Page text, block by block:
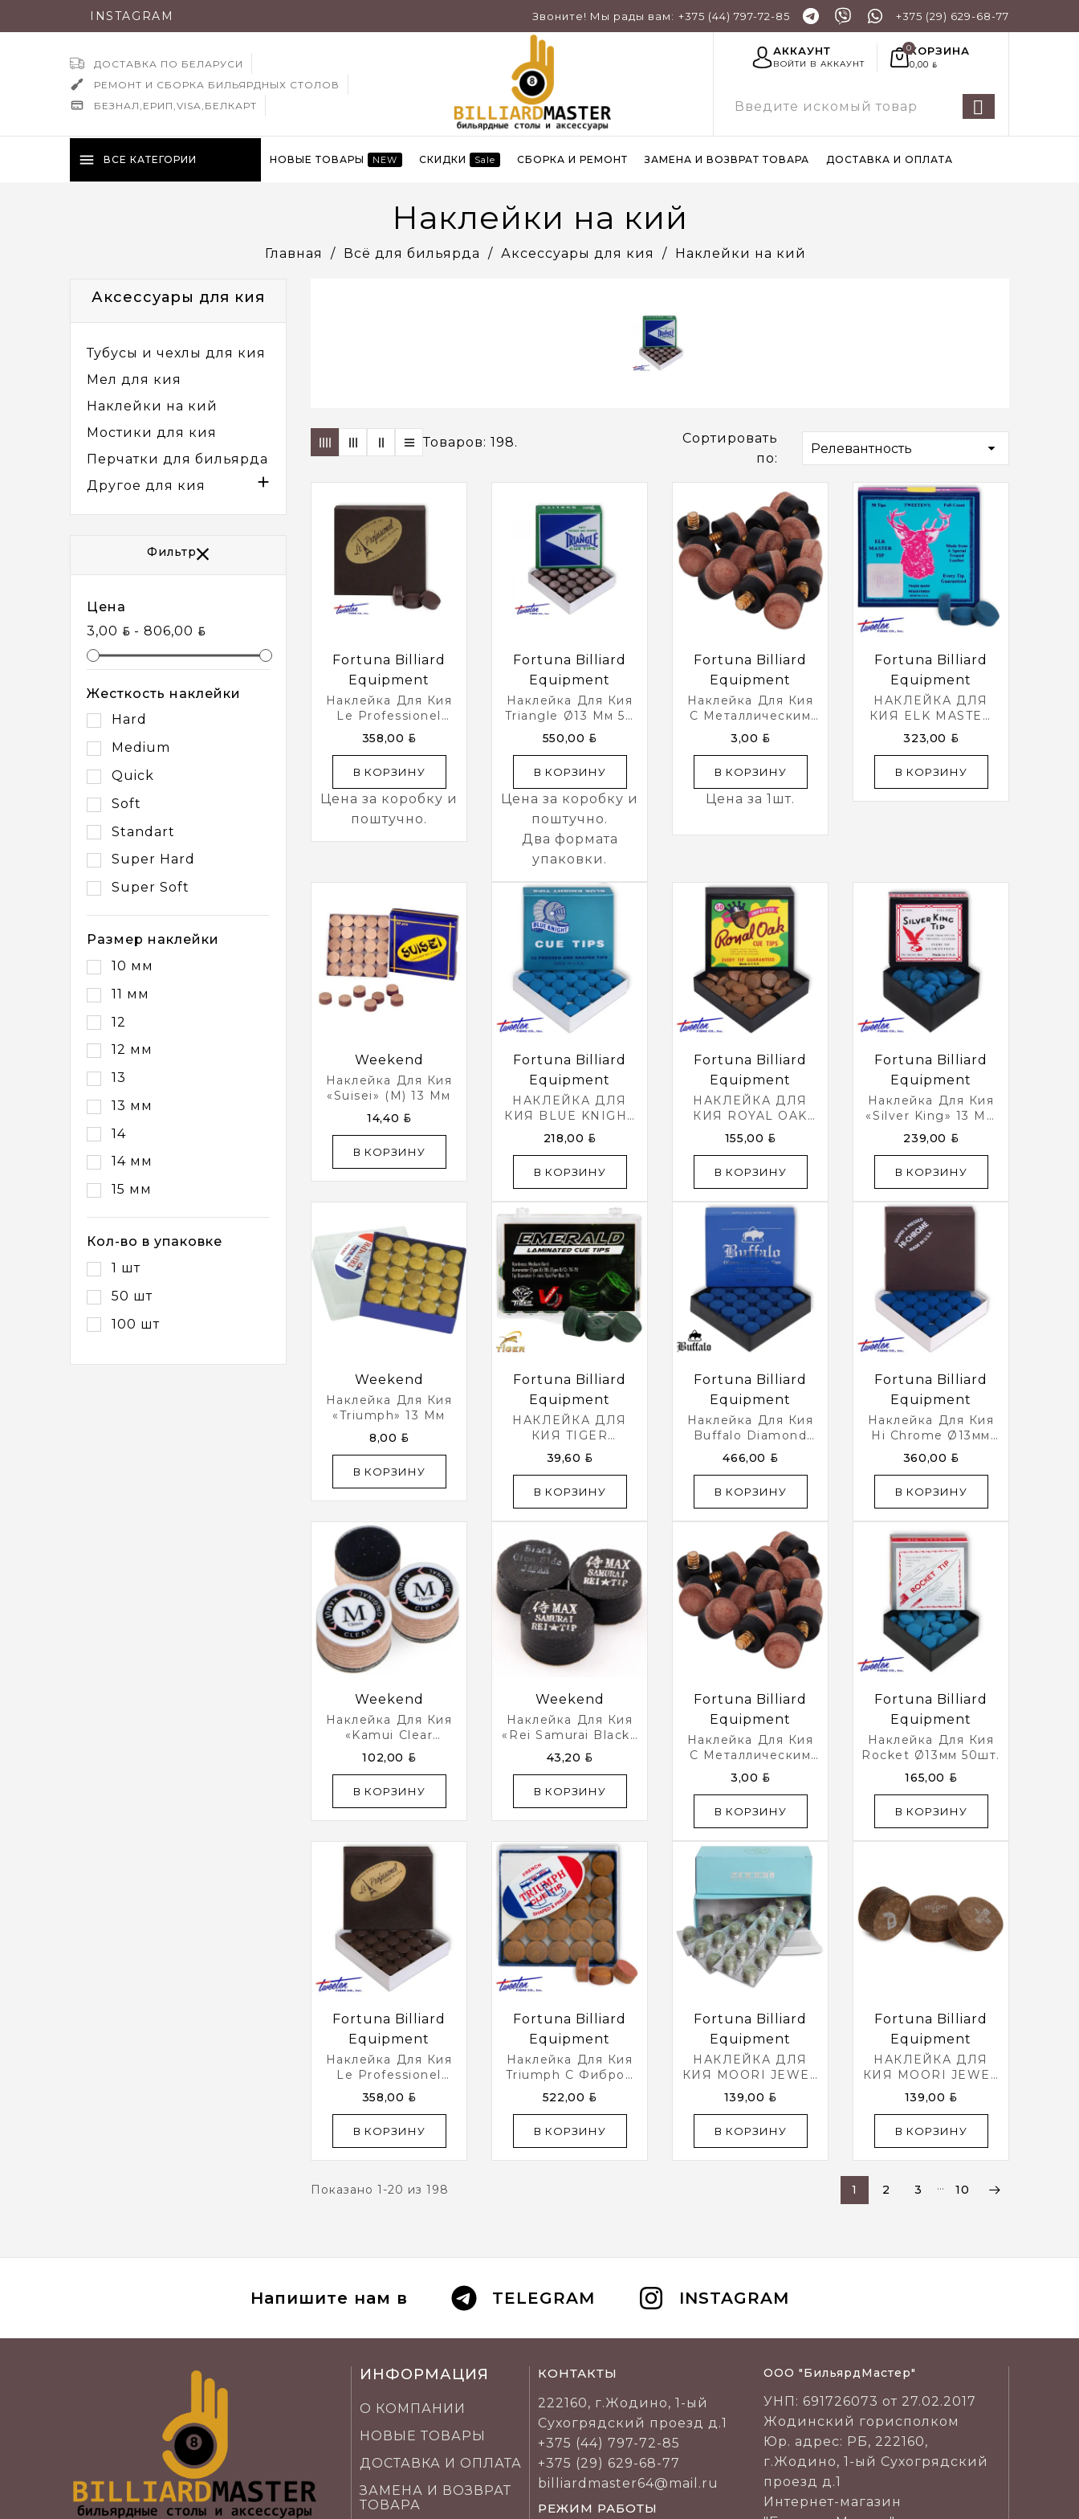
INSTAGRAM Звоните! Мы рады вам: +375 (44) 797-72-85 +375 (29) 629-68-77
ДОСТАВКА ПО БЕЛАРУСИ
РЕМОНТ И СБОРКА БИЛЬЯРДНЫХ СТОЛОВ
БЕЗНАЛ,ЕРИП,VISA,БЕЛКАРТ
ВОЙТИ В АККАУНТ
АККАУНТ КОРЗИНА
0,00BYN
menu ВСЕ КАТЕГОРИИ НОВЫЕ ТОВАРЫ NEW СКИДКИ Sale СБОРКА И РЕМОНТ ЗАМЕНА И ВОЗВРАТ ТОВАРА ДОСТАВКА И ОПЛАТА
Наклейки на кий
Главная Всё для бильярда Аксессуары для кия Наклейки на кий
Аксессуары для кия
Тубусы и чехлы для кия
Мел для кия
Наклейки на кий
Мостики для кия
Перчатки для бильярда
Другое для кия

Фильтр
Цена
3,00 BYN - 806,00 BYN
Жесткость наклейки
Hard
Medium
Quick
Soft
Standart
Super Hard
Super Soft
Размер наклейки
10 мм
11 мм
12
12 мм
13
13 мм
14
14 мм
15 мм
Кол-во в упаковке
1 шт
50 шт
100 шт
Товаров: 198.
Сортировать
по:
Релевантность 
Fortuna Billiard
Equipment
Наклейка Для Кия
Le Professionel
Ø12,5 Мм 50 Шт.
358,00 BYN
В КОРЗИНУ
Цена за коробку и
поштучно.
Fortuna Billiard
Equipment
Наклейка Для Кия
Triangle Ø13 Мм 50
Шт.
550,00 BYN
В КОРЗИНУ
Цена за коробку и
поштучно.
Два формата
упаковки.
Fortuna Billiard
Equipment
Наклейка Для Кия
С Металлическим
Винтом Ø13мм 3/16
3,00 BYN
В КОРЗИНУ
Цена за 1шт.
Fortuna Billiard
Equipment
НАКЛЕЙКА ДЛЯ
КИЯ ELK MASTER
Ø13ММ 50 Шт
323,00 BYN
В КОРЗИНУ
Weekend
Наклейка Для Кия
«Suisei» (M) 13 Мм
14,40 BYN
В КОРЗИНУ
Fortuna Billiard
Equipment
НАКЛЕЙКА ДЛЯ
КИЯ BLUE KNIGHT
Ø13ММ 50ШТ.
218,00 BYN
В КОРЗИНУ
Fortuna Billiard
Equipment
НАКЛЕЙКА ДЛЯ
КИЯ ROYAL OAK
Ø13ММ 50ШТ.
155,00 BYN
В КОРЗИНУ
Fortuna Billiard
Equipment
Наклейка Для Кия
«Silver King» 13 Мм
50 Шт
239,00 BYN
В КОРЗИНУ
Weekend
Наклейка Для Кия
«Triumph» 13 Мм
8,00 BYN
В КОРЗИНУ
Fortuna Billiard
Equipment
НАКЛЕЙКА ДЛЯ
КИЯ TIGER
EMERALD Ø14ММ
MEDIUM/HARD
39,60 BYN
В КОРЗИНУ
Fortuna Billiard
Equipment
Наклейка Для Кия
Buffalo Diamond
Plus Ø13мм 50шт.
466,00 BYN
В КОРЗИНУ
Fortuna Billiard
Equipment
Наклейка Для Кия
Hi Chrome Ø13мм
50шт.
360,00 BYN
В КОРЗИНУ
Weekend
Наклейка Для Кия
«Kamui Clear
Original» (M) 13 Мм
102,00 BYN
В КОРЗИНУ
Weekend
Наклейка Для Кия
«Rei Samurai Black»
MAX 14 Мм
43,20 BYN
В КОРЗИНУ
Fortuna Billiard
Equipment
Наклейка Для Кия
С Металлическим
Винтом Ø12мм 3/16
3,00 BYN
В КОРЗИНУ
Fortuna Billiard
Equipment
Наклейка Для Кия
Rocket Ø13мм 50шт.
165,00 BYN
В КОРЗИНУ
Fortuna Billiard
Equipment
Наклейка Для Кия
Le Professionel
Ø13мм 50шт.
358,00 BYN
В КОРЗИНУ
Fortuna Billiard
Equipment
Наклейка Для Кия
Triumph С Фиброй
Ø13мм 50шт.
522,00 BYN
В КОРЗИНУ
Fortuna Billiard
Equipment
НАКЛЕЙКА ДЛЯ
КИЯ MOORI JEWEL
GREEN Ø14ММ
SOFT 1ШТ.
139,00 BYN
В КОРЗИНУ
Fortuna Billiard
Equipment
НАКЛЕЙКА ДЛЯ
КИЯ MOORI JEWEL
BLACK Ø14ММ
MEDIUM 1ШТ.
139,00 BYN
В КОРЗИНУ
Показано 1-20 из 198 1 2 3 … 10
Напишите нам в TELEGRAM INSTAGRAM
ИНФОРМАЦИЯ
О КОМПАНИИ
НОВЫЕ ТОВАРЫ
ДОСТАВКА И ОПЛАТА
ЗАМЕНА И ВОЗВРАТ
ТОВАРА
КОНТАКТЫ
222160, г.Жодино, 1-ый
Сухогрядский проезд д.1
+375 (44) 797-72-85
+375 (29) 629-68-77
billiardmaster64@mail.ru
РЕЖИМ РАБОТЫ
ООО "БильярдМастер"
УНП: 691726073 от 27.02.2017
Жодинский горисполком
Юр. адрес: РБ, 222160,
г.Жодино, 1-ый Сухогрядский
проезд д.1
Интернет-магазин